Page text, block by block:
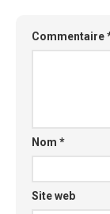
Commentaire
Nom *
Site web